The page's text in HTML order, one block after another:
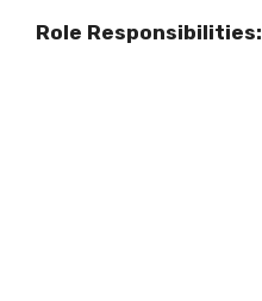
Role Responsibilities: